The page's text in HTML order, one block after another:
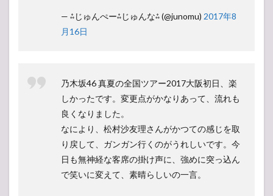
— ⁂じゅんぺー⁂じゅんな⁂ (@junomu) 2017年8
月16日
乃木坂46 真夏の全国ツアー2017大阪初日、楽
しかったです。変更点がかなりあって、流れも
良くなりました。
なにより、松村沙友理さんがかつての感じを取
り戻して、ガンガン行くのがうれしいです。今
日も無神経な客席の掛け声に、強めに突っ込ん
で笑いに変えて、素晴らしいの一言。